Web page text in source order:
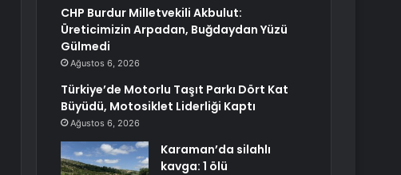
CHP Burdur Milletvekili Akbulut:
Üreticimizin Arpadan, Buğdaydan Yüzü
Gülmedi
Ağustos 6, 2026
Türkiye’de Motorlu Taşıt Parkı Dört Kat
Büyüdü, Motosiklet Liderliği Kaptı
Ağustos 6, 2026
Karaman’da silahlı
kavga: 1 ölü